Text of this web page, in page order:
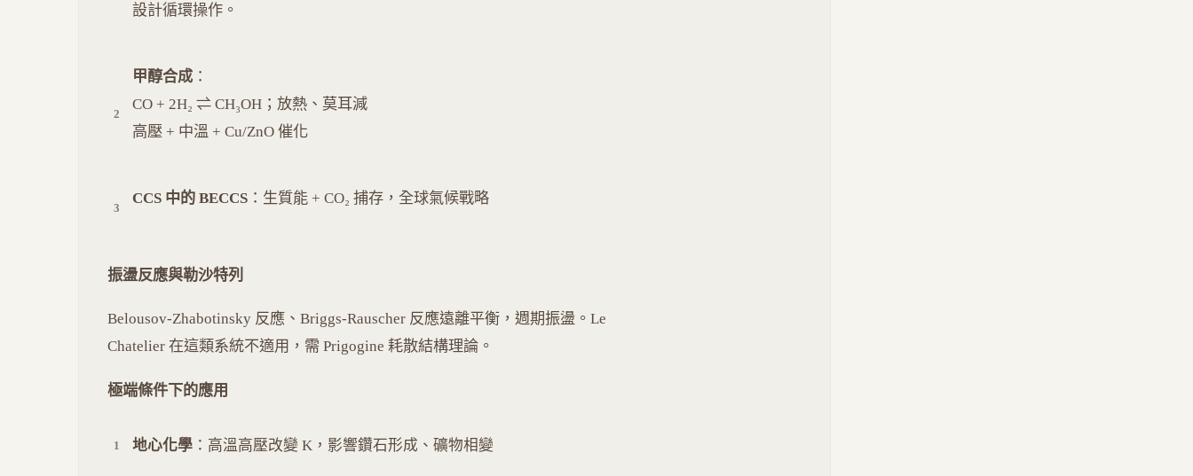
設計循環操作。
甲醇合成 ：
CO + 2H₂ ⇌ CH₃OH；放熱、莫耳減
高壓 + 中溫 + Cu/ZnO 催化
CCS 中的 BECCS ：生質能 + CO₂ 捕存，全球氣候戰略
振盪反應與勒沙特列
Belousov-Zhabotinsky 反應、Briggs-Rauscher 反應遠離平衡，週期振盪。Le
Chatelier 在這類系統不適用，需 Prigogine 耗散結構理論。
極端條件下的應用
地心化學 ：高溫高壓改變 K，影響鑽石形成、礦物相變